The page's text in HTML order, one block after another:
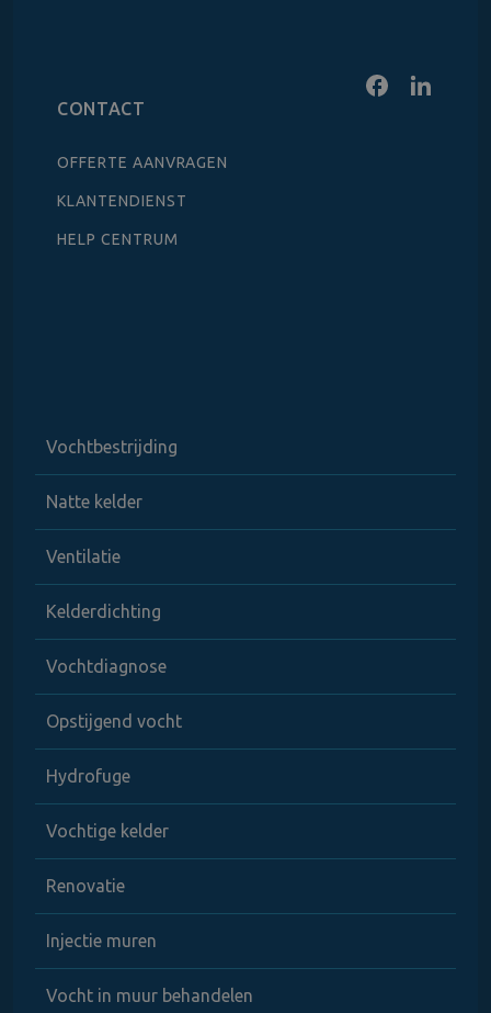
CONTACT
OFFERTE AANVRAGEN
KLANTENDIENST
HELP CENTRUM
Vochtbestrijding
Natte kelder
Ventilatie
Kelderdichting
Vochtdiagnose
Opstijgend vocht
Hydrofuge
Vochtige kelder
Renovatie
Injectie muren
Vocht in muur behandelen